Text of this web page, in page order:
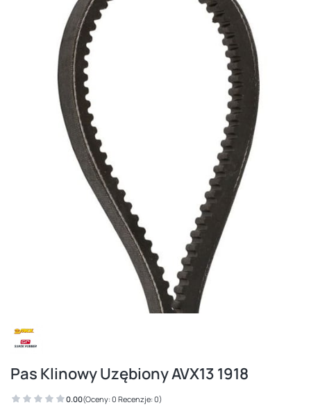
Pas Klinowy Uzębiony AVX13 1918
0.00(Oceny: 0 Recenzje: 0)